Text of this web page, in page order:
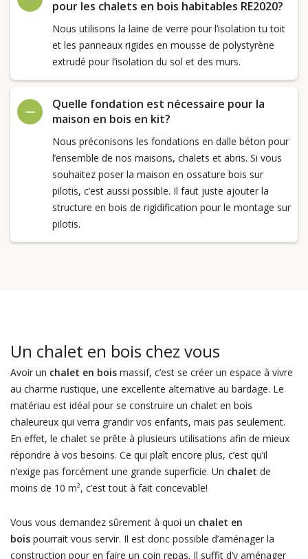
pour les chalets en bois habitables RE2020?
Nous utilisons la laine de verre pour l’isolation tu toit
et les panneaux rigides en mousse de polystyrène
extrudé pour l’isolation du sol et des murs.
Quelle fondation est nécessaire pour la
maison en bois en kit?
Nous préconisons les fondations en dalle béton pour
l’ensemble de nos maisons, chalets et abris. Si vous
souhaitez poser la maison en ossature bois sur
pilotis, c’est aussi possible. Il faut juste ajouter la
structure en bois de rigidification pour le montage sur
pilotis.
Un chalet en bois chez vous
Avoir un chalet en boismassif, c’est se créer un espace à vivre
au charme rustique, une excellente alternative au bardage. Le
matériau est idéal pour se construire un chalet en bois
chaleureux qui verra grandir vos enfants, mais pas seulement.
En effet, le chalet se prête à plusieurs utilisations afin de mieux
répondre à vos besoins. Ce qui plaît encore plus, c’est qu’il
n’exige pas forcément une grande superficie. Un chalet de
moins de 10 m², c’est tout à fait concevable!
Vous vous demandez sûrement à quoi un chalet en
boispourrait vous servir. Il est donc possible d’aménager la
construction pour en faire un coin repas. Il suffit d’y aménager